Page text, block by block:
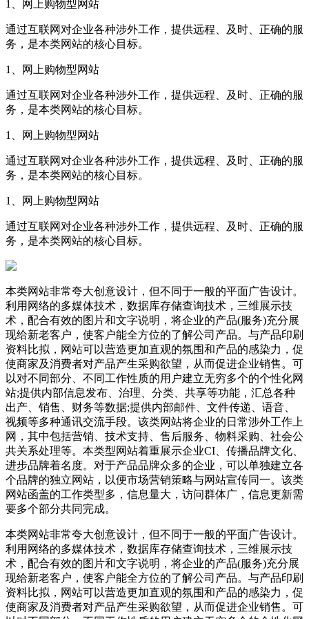
1、网上购物型网站
通过互联网对企业各种涉外工作，提供远程、及时、正确的服
务，是本类网站的核心目标。
1、网上购物型网站
通过互联网对企业各种涉外工作，提供远程、及时、正确的服
务，是本类网站的核心目标。
1、网上购物型网站
通过互联网对企业各种涉外工作，提供远程、及时、正确的服
务，是本类网站的核心目标。
1、网上购物型网站
通过互联网对企业各种涉外工作，提供远程、及时、正确的服
务，是本类网站的核心目标。
本类网站非常夸大创意设计，但不同于一般的平面广告设计。
利用网络的多媒体技术，数据库存储查询技术，三维展示技
术，配合有效的图片和文字说明，将企业的产品(服务)充分展
现给新老客户，使客户能全方位的了解公司产品。与产品印刷
资料比拟，网站可以营造更加直观的氛围和产品的感染力，促
使商家及消费者对产品产生采购欲望，从而促进企业销售。可
以对不同部分、不同工作性质的用户建立无穷多个的个性化网
站;提供内部信息发布、治理、分类、共享等功能，汇总各种
出产、销售、财务等数据;提供内部邮件、文件传递、语音、
视频等多种通讯交流手段。该类网站将企业的日常涉外工作上
网，其中包括营销、技术支持、售后服务、物料采购、社会公
共关系处理等。本类型网站着重展示企业CI、传播品牌文化、
进步品牌着名度。对于产品品牌众多的企业，可以单独建立各
个品牌的独立网站，以便市场营销策略与网站宣传同一。该类
网站函盖的工作类型多，信息量大，访问群体广，信息更新需
要多个部分共同完成。
本类网站非常夸大创意设计，但不同于一般的平面广告设计。
利用网络的多媒体技术，数据库存储查询技术，三维展示技
术，配合有效的图片和文字说明，将企业的产品(服务)充分展
现给新老客户，使客户能全方位的了解公司产品。与产品印刷
资料比拟，网站可以营造更加直观的氛围和产品的感染力，促
使商家及消费者对产品产生采购欲望，从而促进企业销售。可